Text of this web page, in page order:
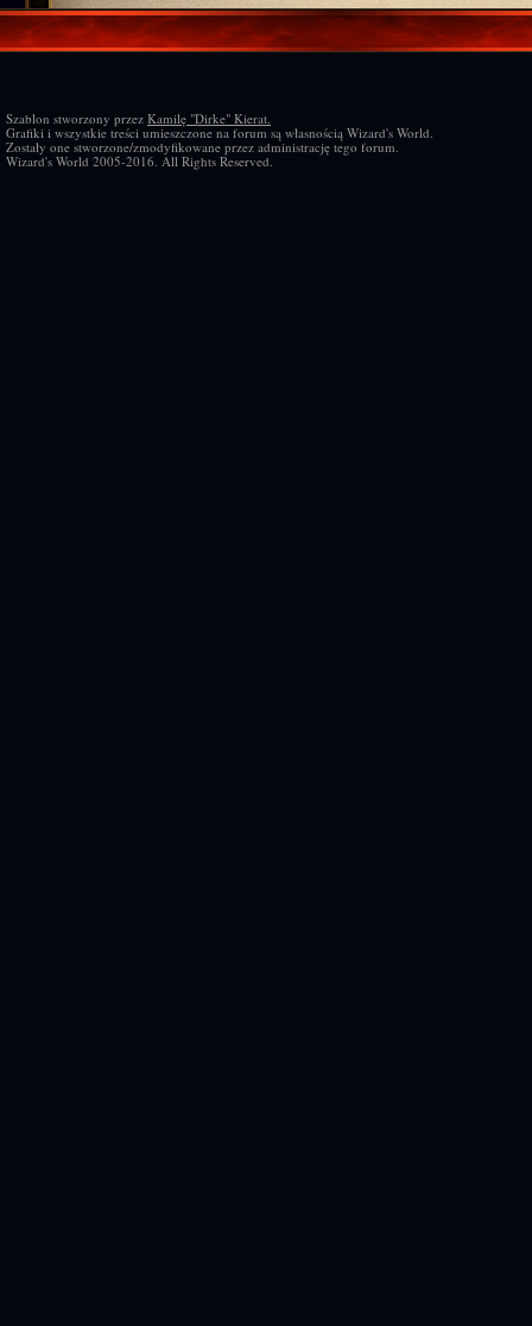
Szablon stworzony przez Kamilę "Dirke" Kierat.
Grafiki i wszystkie treści umieszczone na forum są własnością Wizard's World.
Zostały one stworzone/zmodyfikowane przez administrację tego forum.
Wizard's World 2005-2016. All Rights Reserved.